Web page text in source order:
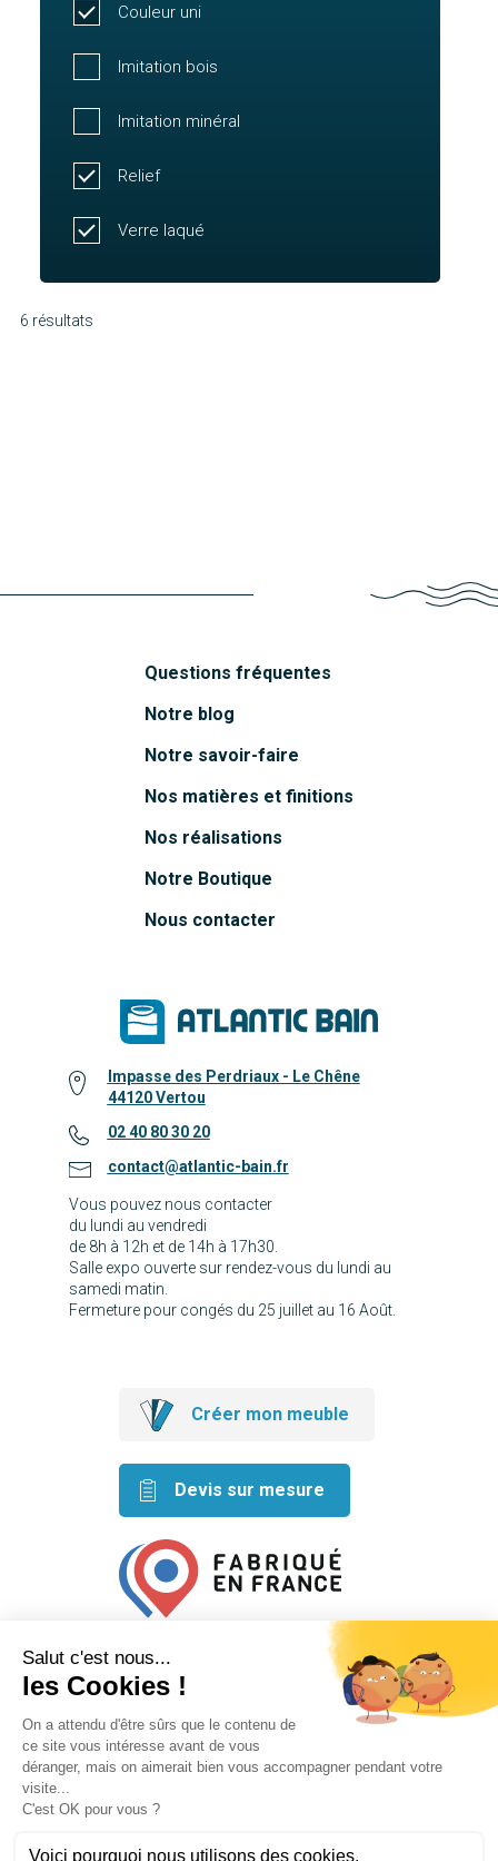
Couleur uni
Imitation bois
Imitation minéral
Relief
Verre laqué
6 résultats
Questions fréquentes
Notre blog
Notre savoir-faire
Nos matières et finitions
Nos réalisations
Notre Boutique
Nous contacter
Impasse des Perdriaux - Le Chêne
44120 Vertou
02 40 80 30 20
contact@atlantic-bain.fr
Vous pouvez nous contacter
du lundi au vendredi
de 8h à 12h et de 14h à 17h30.
Salle expo ouverte sur rendez-vous du lundi au
samedi matin.
Fermeture pour congés du 25 juillet au 16 Août.
Créer mon meuble
Devis sur mesure
Retrouvez nos idées créatives
sur les réseaux